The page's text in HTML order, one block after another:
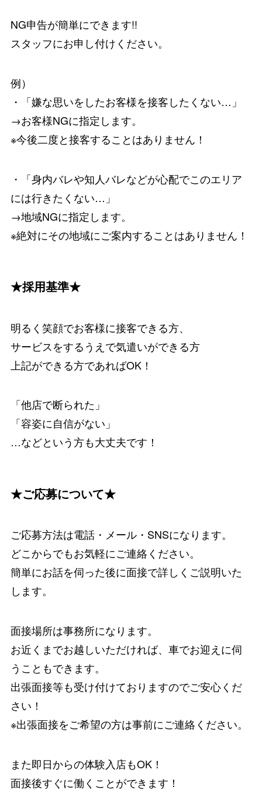
NG申告が簡単にできます!!
スタッフにお申し付けください。
例）
・「嫌な思いをしたお客様を接客したくない…」
→お客様NGに指定します。
※今後二度と接客することはありません！
・「身内バレや知人バレなどが心配でこのエリア
には行きたくない…」
→地域NGに指定します。
※絶対にその地域にご案内することはありません！
★採用基準★
明るく笑顔でお客様に接客できる方、
サービスをするうえで気遣いができる方
上記ができる方であればOK！
「他店で断られた」
「容姿に自信がない」
…などという方も大丈夫です！
★ご応募について★
ご応募方法は電話・メール・SNSになります。
どこからでもお気軽にご連絡ください。
簡単にお話を伺った後に面接で詳しくご説明いた
します。
面接場所は事務所になります。
お近くまでお越しいただければ、車でお迎えに伺
うこともできます。
出張面接等も受け付けておりますのでご安心くだ
さい！
※出張面接をご希望の方は事前にご連絡ください。
また即日からの体験入店もOK！
面接後すぐに働くことができます！